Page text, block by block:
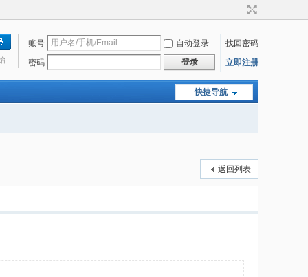
账号 自动登录
找回密码
密码
登录 立即注册
快捷导航
返回列表